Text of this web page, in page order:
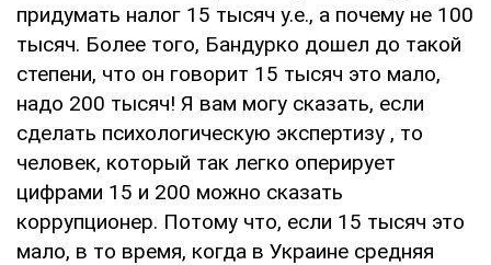
придумать налог 15 тысяч у.е., а почему не 100
тысяч. Более того, Бандурко дошел до такой
степени, что он говорит 15 тысяч это мало,
надо 200 тысяч! Я вам могу сказать, если
сделать психологическую экспертизу , то
человек, который так легко оперирует
цифрами 15 и 200 можно сказать
коррупционер. Потому что, если 15 тысяч это
мало, в то время, когда в Украине средняя